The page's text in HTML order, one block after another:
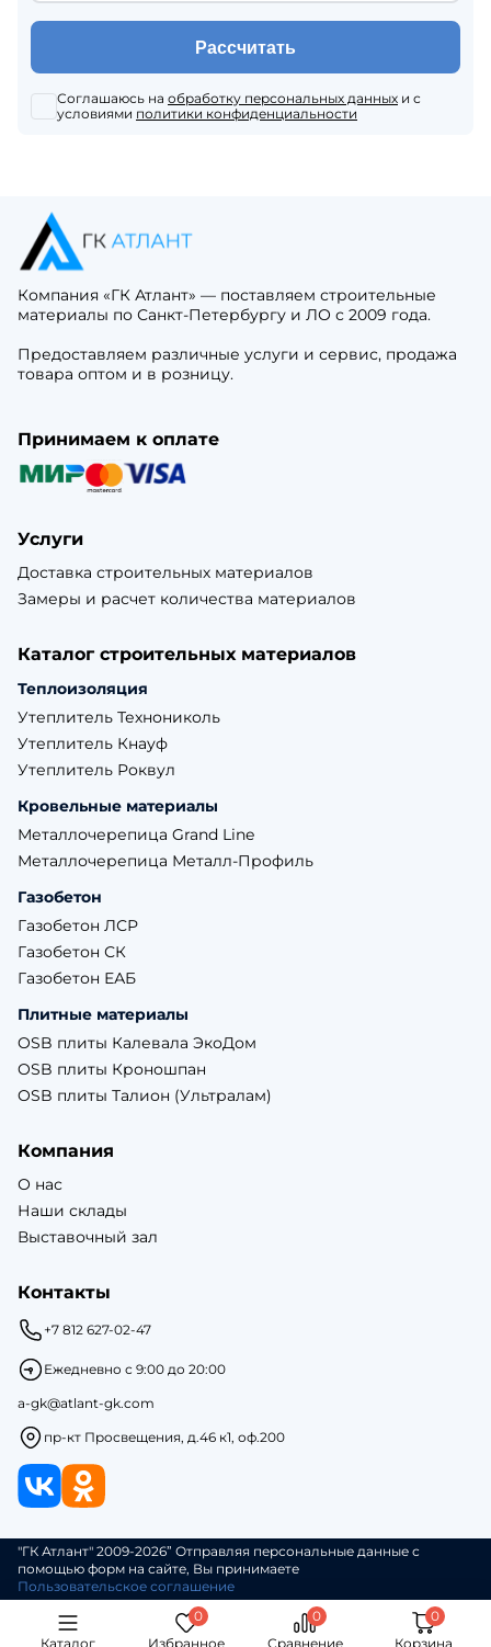
Каталог Избранное Сравнение Корзина
Рассчитать
Соглашаюсь на обработку персональных данных и с
условиями политики конфиденциальности
Компания «ГК Атлант» — поставляем строительные
материалы по Санкт-Петербургу и ЛО с 2009 года.
Предоставляем различные услуги и сервис, продажа
товара оптом и в розницу.
Принимаем к оплате
Услуги
Доставка строительных материалов
Замеры и расчет количества материалов
Каталог строительных материалов
Теплоизоляция
Утеплитель Технониколь
Утеплитель Кнауф
Утеплитель Роквул
Кровельные материалы
Металлочерепица Grand Line
Металлочерепица Металл-Профиль
Газобетон
Газобетон ЛСР
Газобетон СК
Газобетон ЕАБ
Плитные материалы
OSB плиты Калевала ЭкоДом
OSB плиты Кроношпан
OSB плиты Талион (Ультралам)
Компания
О нас
Наши склады
Выставочный зал
Контакты
+7 812 627-02-47
Ежедневно с 9:00 до 20:00
a-gk@atlant-gk.com
пр-кт Просвещения, д.46 к1, оф.200
"ГК Атлант" 2009-2026” Отправляя персональные данные с
помощью форм на сайте, Вы принимаете
Пользовательское соглашение